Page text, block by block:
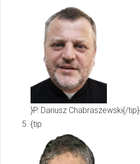
}P. Dariusz Chabraszewski{/tip}
{tip